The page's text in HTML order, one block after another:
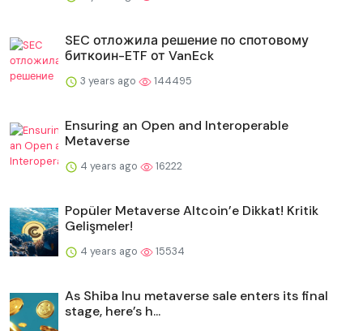
SEC отложила решение по спотовому
биткоин-ETF от VanEck
3 years ago 144495
Ensuring an Open and Interoperable
Metaverse
4 years ago 16222
Popüler Metaverse Altcoin’e Dikkat! Kritik
Gelişmeler!
4 years ago 15534
As Shiba Inu metaverse sale enters its final
stage, here’s h...